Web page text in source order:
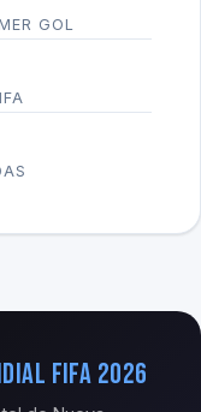
GOL
FIFA 2026